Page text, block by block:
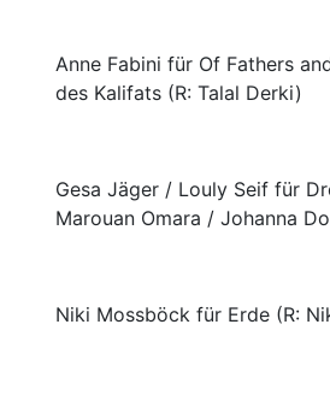
Anne Fabini für Of Fathers
des Kalifats (R: Talal Derki)
Gesa Jäger / Louly Seif für
Marouan Omara / Johanna
Niki Mossböck für Erde (R: